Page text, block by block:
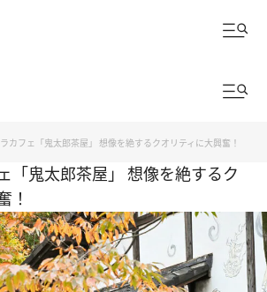
カフェ「鬼太郎茶屋」 想像を絶するクオリティに大興奮！
茶屋」 想像を絶するク
！